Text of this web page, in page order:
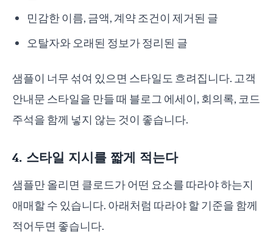
민감한 이름, 금액, 계약 조건이 제거된 글
오탈자와 오래된 정보가 정리된 글
샘플이 너무 섞여 있으면 스타일도 흐려집니다. 고객
안내문 스타일을 만들 때 블로그 에세이, 회의록, 코드
주석을 함께 넣지 않는 것이 좋습니다.
4. 스타일 지시를 짧게 적는다
샘플만 올리면 클로드가 어떤 요소를 따라야 하는지
애매할 수 있습니다. 아래처럼 따라야 할 기준을 함께
적어두면 좋습니다.